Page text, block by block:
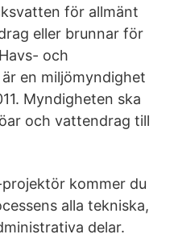
för allmänt
eller brunnar för
och
en miljömyndighet
Myndigheten ska
och vattendrag till
kommer du
alla tekniska,
delar.